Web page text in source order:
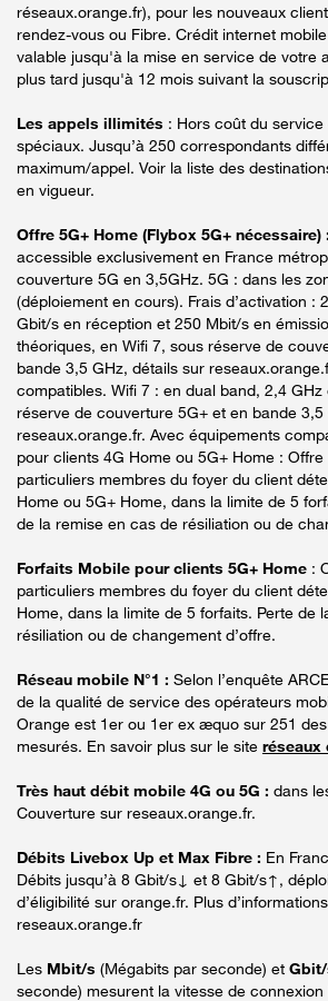
réseaux.orange.fr), pour les nouveaux
rendez-vous ou Fibre. Crédit internet
valable jusqu'à la mise en service de votre
plus tard jusqu'à 12 mois suivant la
Les appels illimités : Hors coût du
spéciaux. Jusqu’à 250 correspondants
maximum/appel. Voir la liste des
en vigueur.
Offre 5G+ Home (Flybox 5G+ nécessaire) :
accessible exclusivement en France
couverture 5G en 3,5GHz. 5G : dans les
(déploiement en cours). Frais d’activation :
Gbit/s en réception et 250 Mbit/s en
théoriques, en Wifi 7, sous réserve de
bande 3,5 GHz, détails sur
compatibles. Wifi 7 : en dual band, 2,4 GHz
réserve de couverture 5G+ et en bande 3,5
reseaux.orange.fr. Avec équipements
pour clients 4G Home ou 5G+ Home :
particuliers membres du foyer du client
Home ou 5G+ Home, dans la limite de 5
de la remise en cas de résiliation ou de
Forfaits Mobile pour clients 5G+ Home :
particuliers membres du foyer du client
Home, dans la limite de 5 forfaits. Perte de
résiliation ou de changement d’offre.
Réseau mobile N°1 : Selon l’enquête
de la qualité de service des opérateurs
Orange est 1er ou 1er ex æquo sur 251
mesurés. En savoir plus sur le site réseaux
Très haut débit mobile 4G ou 5G : dans
Couverture sur reseaux.orange.fr.
Débits Livebox Up et Max Fibre : En
Débits jusqu’à 8 Gbit/s↓ et 8 Gbit/s↑,
d’éligibilité sur orange.fr. Plus
reseaux.orange.fr
Les Mbit/s (Mégabits par seconde) et
seconde) mesurent la vitesse de